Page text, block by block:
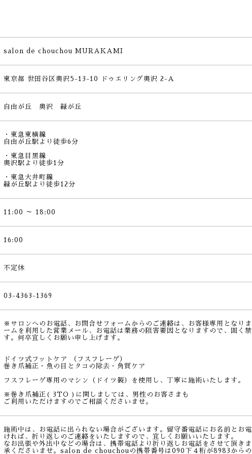
salon de chouchou MURAKAMI
東京都 世田谷区奥沢5-13-10 ドゥエリング奥沢 2-A
自由が丘 奥沢 緑が丘
・東急東横線
自由が丘駅より徒歩6分
・東急目黒線
奥沢駅より徒歩1分
・東急大井町線
緑が丘駅より徒歩12分
11:00 ～ 18:00
16:00
不定休
03-4363-1369
※サロンへのお電話、お問合せフォームからのご連絡は、お客様専用となり
ームを利用した営業メール、お電話は業務の阻害要因となりますので、固く
す。何卒宜しくお願い申し上げます。
ドイツ式フットケア （フスフレーゲ）
巻き爪補正・魚の目とタコの除去・角質ケア
フスフレーゲ専用のマシン（ドイツ製）を使用し、丁寧に施術いたします。
※巻き爪補正( 3TO )に関しましては、男性のお客さまも
ご利用いただけますのでご相談くださいませ。
施術中は、お電話に出られない場合がございます。留守番電話にお名前とお
ければ、折り返しのご連絡をいたしますので、宜しくお願いいたします。
なお出張や外出中などの場合は、携帯電話より折り返しお電話をさせて頂き
承くださいませ。salon de chouchouの携帯番号は090下４桁が8983からの